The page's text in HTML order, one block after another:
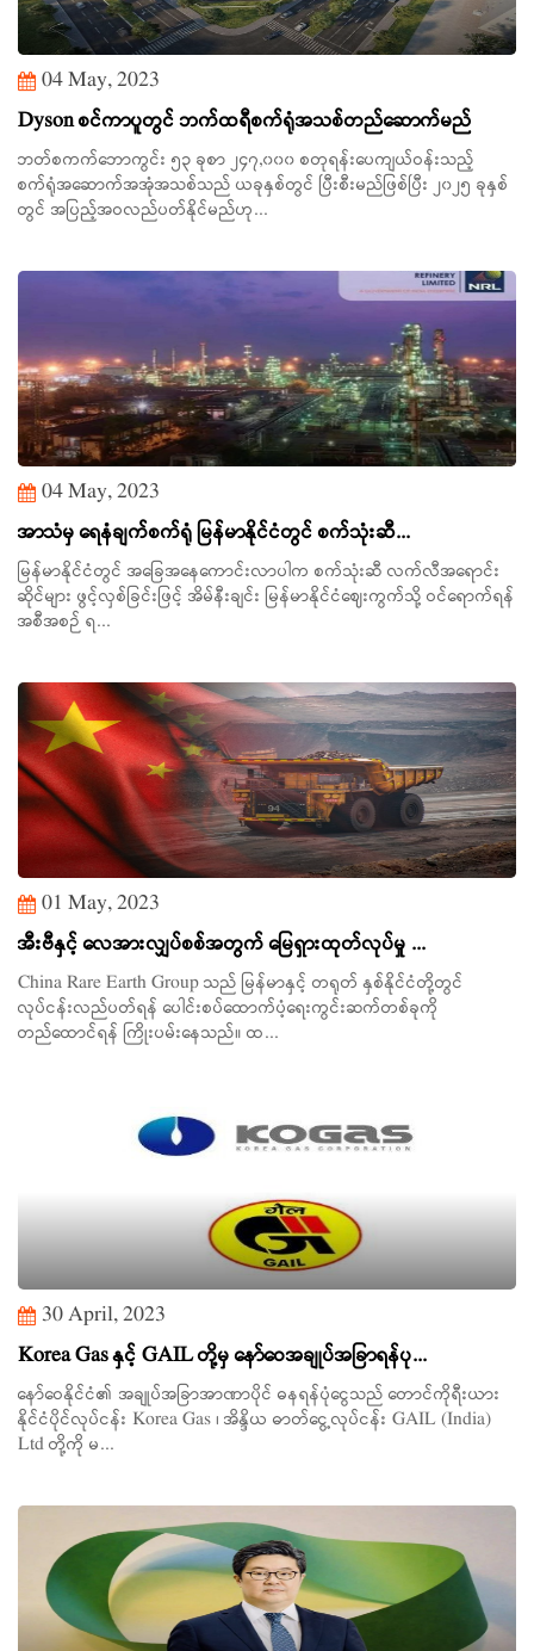
04 May, 2023
Dyson စင်ကာပူတွင် ဘက်ထရီစက်ရုံအသစ်တည်ဆောက်မည်
ဘတ်စကက်ဘောကွင်း ၅၃ ခုစာ ၂၄၇,၀၀၀ စတုရန်းပေကျယ်ဝန်းသည့်
စက်ရုံအဆောက်အအုံအသစ်သည် ယခုနှစ်တွင် ပြီးစီးမည်ဖြစ်ပြီး ၂၀၂၅ ခုနှစ်
တွင် အပြည့်အဝလည်ပတ်နိုင်မည်ဟု...
04 May, 2023
အာသံမှ ရေနံချက်စက်ရုံ မြန်မာနိုင်ငံတွင် စက်သုံးဆီ...
မြန်မာနိုင်ငံတွင် အခြေအနေကောင်းလာပါက စက်သုံးဆီ လက်လီအရောင်း
ဆိုင်များ ဖွင့်လှစ်ခြင်းဖြင့် အိမ်နီးချင်း မြန်မာနိုင်ငံ‌ဈေးကွက်သို့ ဝင်ရောက်ရန်
အစီအစဉ် ရ...
01 May, 2023
အီးဗီနှင့် လေအားလျှပ်စစ်အတွက် မြေရှားထုတ်လုပ်မှု ...
China Rare Earth Group သည် မြန်မာနှင့် တရုတ် နှစ်နိုင်ငံတို့တွင်
လုပ်ငန်းလည်ပတ်ရန် ပေါင်းစပ်ထောက်ပံ့ရေးကွင်းဆက်တစ်ခုကို
တည်ထောင်ရန် ကြိုးပမ်းနေသည်။ ထ...
30 April, 2023
Korea Gas နှင့် GAIL တို့မှ နော်ဝေအချုပ်အခြာရန်ပု...
နော်ဝေနိုင်ငံ၏ အချုပ်အခြာအာဏာပိုင် ဓနရန်ပုံငွေသည် တောင်ကိုရီးယား
နိုင်ငံပိုင်လုပ်ငန်း Korea Gas ၊ အိန္ဒိယ ဓာတ်ငွေ့လုပ်ငန်း GAIL (India)
Ltd တို့ကို မ...